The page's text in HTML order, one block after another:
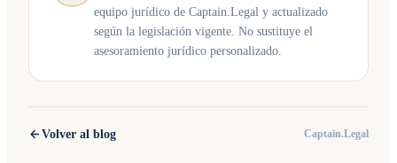
equipo jurídico de Captain.Legal y actualizado
según la legislación vigente. No sustituye el
asesoramiento jurídico personalizado.
Volver al blog Captain.Legal